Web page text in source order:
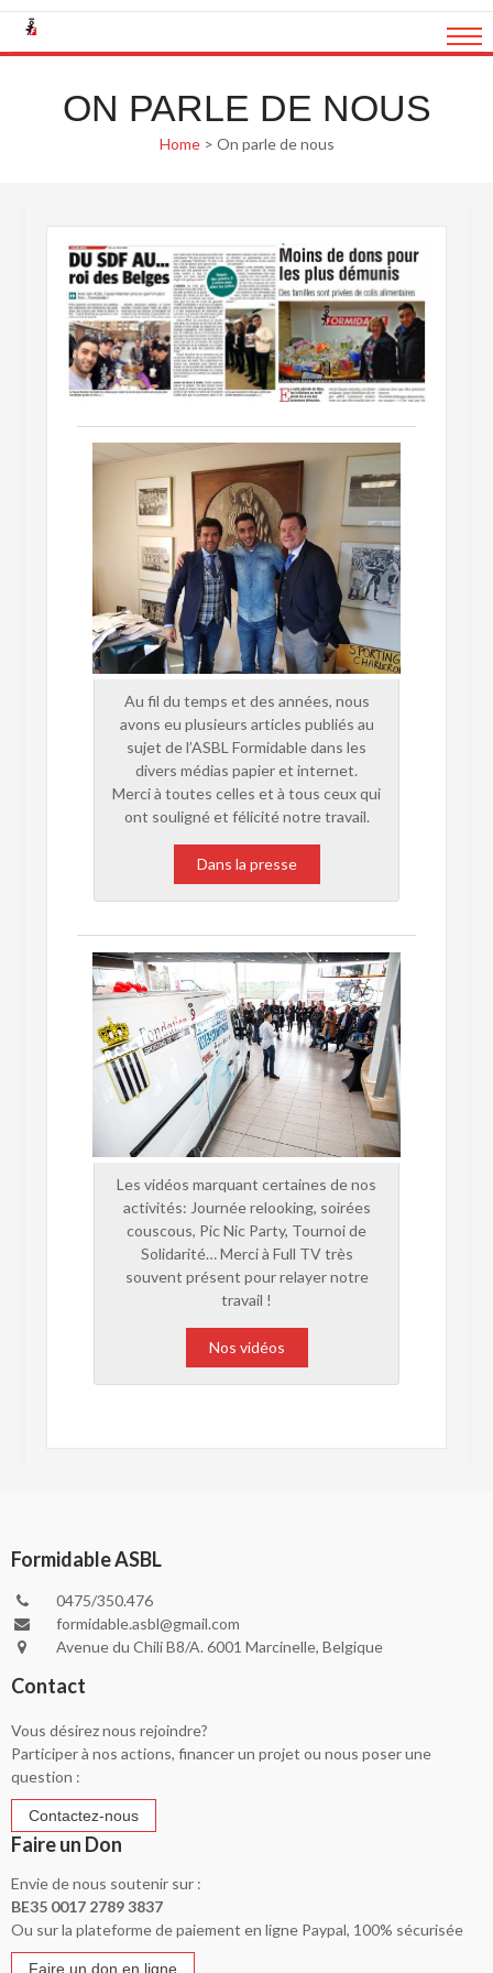
Skip
content
ON PARLE DE NOUS
Home> On parle de nous
Au fil du temps et des années, nous
avons eu plusieurs articles publiés au
sujet de l’ASBL Formidable dans les
divers médias papier et internet.
Merci à toutes celles et à tous ceux qui
ont souligné et félicité notre travail.
Dans la presse
Les vidéos marquant certaines de nos
activités: Journée relooking, soirées
couscous, Pic Nic Party, Tournoi de
Solidarité… Merci à Full TV très
souvent présent pour relayer notre
travail !
Nos vidéos
Formidable ASBL
0475/350.476
formidable.asbl@gmail.com
Avenue du Chili B8/A. 6001 Marcinelle, Belgique
Contact
Vous désirez nous rejoindre?
Participer à nos actions, financer un projet ou nous poser une
question :
Faire un Don
Envie de nous soutenir sur :
BE35 0017 2789 3837
Ou sur la plateforme de paiement en ligne Paypal, 100% sécurisée